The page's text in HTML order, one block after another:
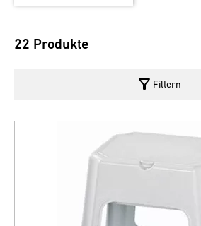
22 Produkte
filter_alt Filtern